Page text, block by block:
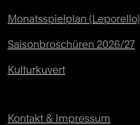
Monatsspielplan (Leporello)
Saisonbroschüren 2026/27
Kulturkuvert
Kontakt & Impressum